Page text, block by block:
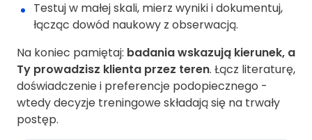
Testuj w małej skali, mierz wyniki i dokumentuj,
łącząc dowód naukowy z obserwacją.
Na koniec pamiętaj: badania wskazują kierunek, a
Ty prowadzisz klienta przez teren. Łącz literaturę,
doświadczenie i preferencje podopiecznego -
wtedy decyzje treningowe składają się na trwały
postęp.